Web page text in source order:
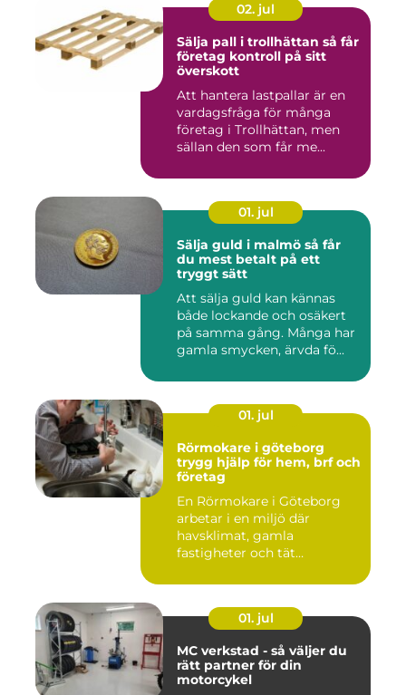
02. jul
Sälja pall i trollhättan så får
företag kontroll på sitt
överskott
Att hantera lastpallar är en
vardagsfråga för många
företag i Trollhättan, men
sällan den som får me...
01. jul
Sälja guld i malmö så får
du mest betalt på ett
tryggt sätt
Att sälja guld kan kännas
både lockande och osäkert
på samma gång. Många har
gamla smycken, ärvda fö...
01. jul
Rörmokare i göteborg
trygg hjälp för hem, brf och
företag
En Rörmokare i Göteborg
arbetar i en miljö där
havsklimat, gamla
fastigheter och tät
01. jul
MC verkstad - så väljer du
rätt partner för din
motorcykel